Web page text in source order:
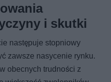
i skutki
następuje stopniowy
zawsze nasycenie rynku.
obecnych trudności z